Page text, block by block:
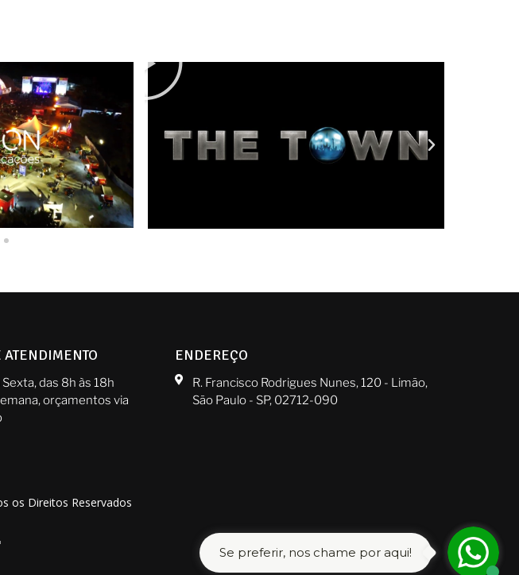
ATENDIMENTO
das 8h às 18h
orçamentos via
ENDEREÇO
R. Francisco Rodrigues Nunes, 120 - Limão,
São Paulo - SP, 02712-090
os Direitos Reservados
Se preferir, nos chame por aqui!